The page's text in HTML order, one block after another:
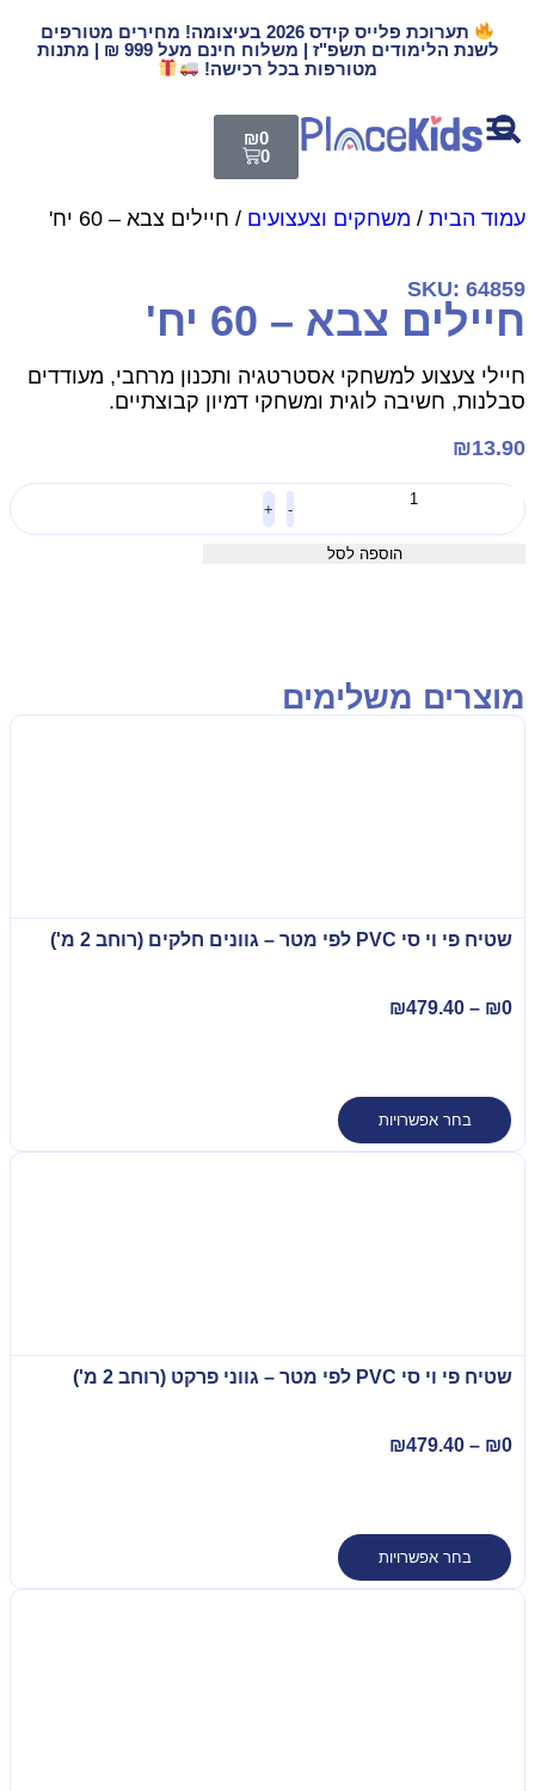
תערוכת פלייס קידס 2026 בעיצומה! מחירים מטורפים
לשנת הלימודים תשפ"ז | משלוח חינם מעל 999 ₪ | מתנות
מטורפות בכל רכישה!
₪
הבית/ משחקים וצעצועים/ חיילים צבא – 60 יח'
SKU:
צבא – 60 יח'
צעצוע למשחקי אסטרטגיה ותכנון מרחבי, מעודדים
חשיבה לוגית ומשחקי דמיון קבוצתיים.
₪
הוספה לסל
משלימים
שטיח פי וי סי PVC לפי מטר – גוונים חלקים (רוחב 2 מ')
₪
–
₪479.40
בחר אפשרויות
שטיח פי וי סי PVC לפי מטר – גווני פרקט (רוחב 2 מ')
₪
–
₪479.40
בחר אפשרויות